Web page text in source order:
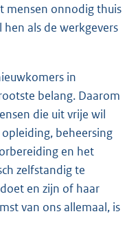
mensen onnodig thuis
als de werkgevers
in
belang. Daarom
die uit vrije wil
beheersing
en het
zelfstandig te
en zijn of haar
van ons allemaal, is